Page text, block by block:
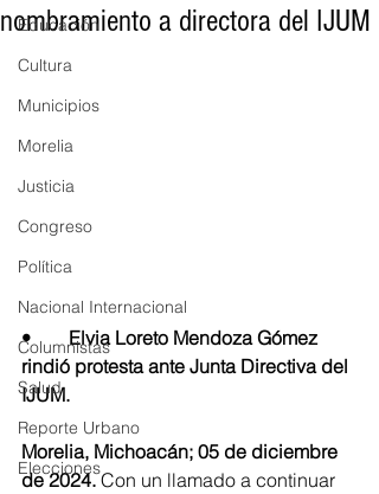
Educación
Cultura
Municipios
Morelia
Justicia
Congreso
Política
Nacional Internacional
Columnistas
Salud
Reporte Urbano
Elecciones
nombramiento a directora del IJUM
•	Elvia Loreto Mendoza Gómez
rindió protesta ante Junta Directiva del
IJUM.
Morelia, Michoacán; 05 de diciembre
de 2024. Con un llamado a continuar